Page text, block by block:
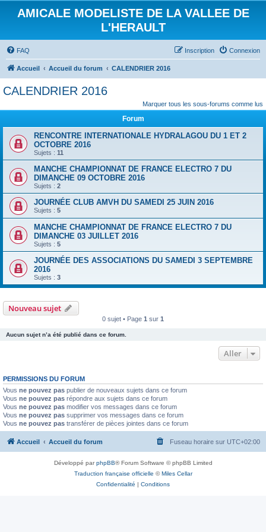
AMICALE MODELISTE DE LA VALLEE DE
L'HERAULT
FAQ Connexion
Inscription
Accueil Accueil du forum CALENDRIER 2016
CALENDRIER 2016
Marquer tous les sous-forums comme lus
Forum
RENCONTRE INTERNATIONALE HYDRALAGOU DU 1 ET 2
OCTOBRE 2016
Sujets : 11
MANCHE CHAMPIONNAT DE FRANCE ELECTRO 7 DU
DIMANCHE 09 OCTOBRE 2016
Sujets : 2
JOURNÉE CLUB AMVH DU SAMEDI 25 JUIN 2016
Sujets : 5
MANCHE CHAMPIONNAT DE FRANCE ELECTRO 7 DU
DIMANCHE 03 JUILLET 2016
Sujets : 5
JOURNÉE DES ASSOCIATIONS DU SAMEDI 3 SEPTEMBRE
2016
Sujets : 3
Nouveau sujet
0 sujet • Page 1 sur 1
Aucun sujet n’a été publié dans ce forum.
Aller
PERMISSIONS DU FORUM
Vous ne pouvez pas publier de nouveaux sujets dans ce forum
Vous ne pouvez pas répondre aux sujets dans ce forum
Vous ne pouvez pas modifier vos messages dans ce forum
Vous ne pouvez pas supprimer vos messages dans ce forum
Vous ne pouvez pas transférer de pièces jointes dans ce forum
Accueil Accueil du forum Fuseau horaire sur UTC+02:00
Développé parphpBB® Forum Software © phpBB Limited
Traduction française officielle ©Miles Cellar
Confidentialité | Conditions